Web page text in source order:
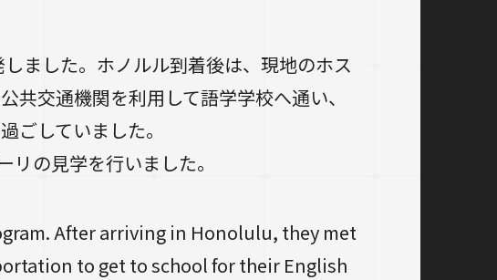
ました。ホノルル到着後は、現地のホス
共交通機関を利用して語学学校へ通い、
ごしていました。
の見学を行いました。
After arriving in Honolulu, they met
to get to school for their English